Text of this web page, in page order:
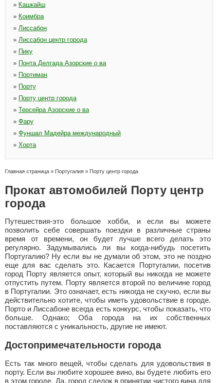
» Кашкайш
» Коимбра
» Лиссабон
» Лиссабон центр города
» Пику
» Понта Делгада Азорские о ва
» Портиман
» Порту
» Порту центр города
» Терсейра Азорские о ва
» Фару
» Фуншал Мадейра международный
» Хорта
Главная страница » Португалия » Порту центр города
Прокат автомобилей Порту центр
города
Путешествия-это большое хобби, и если вы можете
позволить себе совершать поездки в различные страны
время от времени, он будет лучше всего делать это
регулярно. Задумывались ли вы когда-нибудь посетить
Португалию? Ну если вы не думали об этом, это не поздно
еще для вас сделать это. Касается Португалии, посетив
город Порту является опыт, который вы никогда не можете
отпустить путем. Порту является второй по величине город
в Португалии. Это означает, есть никогда не скучно, если вы
действительно хотите, чтобы иметь удовольствие в городе.
Порто и Лиссабоне всегда есть конкурс, чтобы показать, что
больше. Однако; Оба города на их собственных
поставляются с уникальность, другие не имеют.
Достопримечательности города
Есть так много вещей, чтобы сделать для удовольствия в
порту. Если вы любите хорошее вино, вы будете любить его
в этом городе. Да, город сделок в принятии чистого вина для